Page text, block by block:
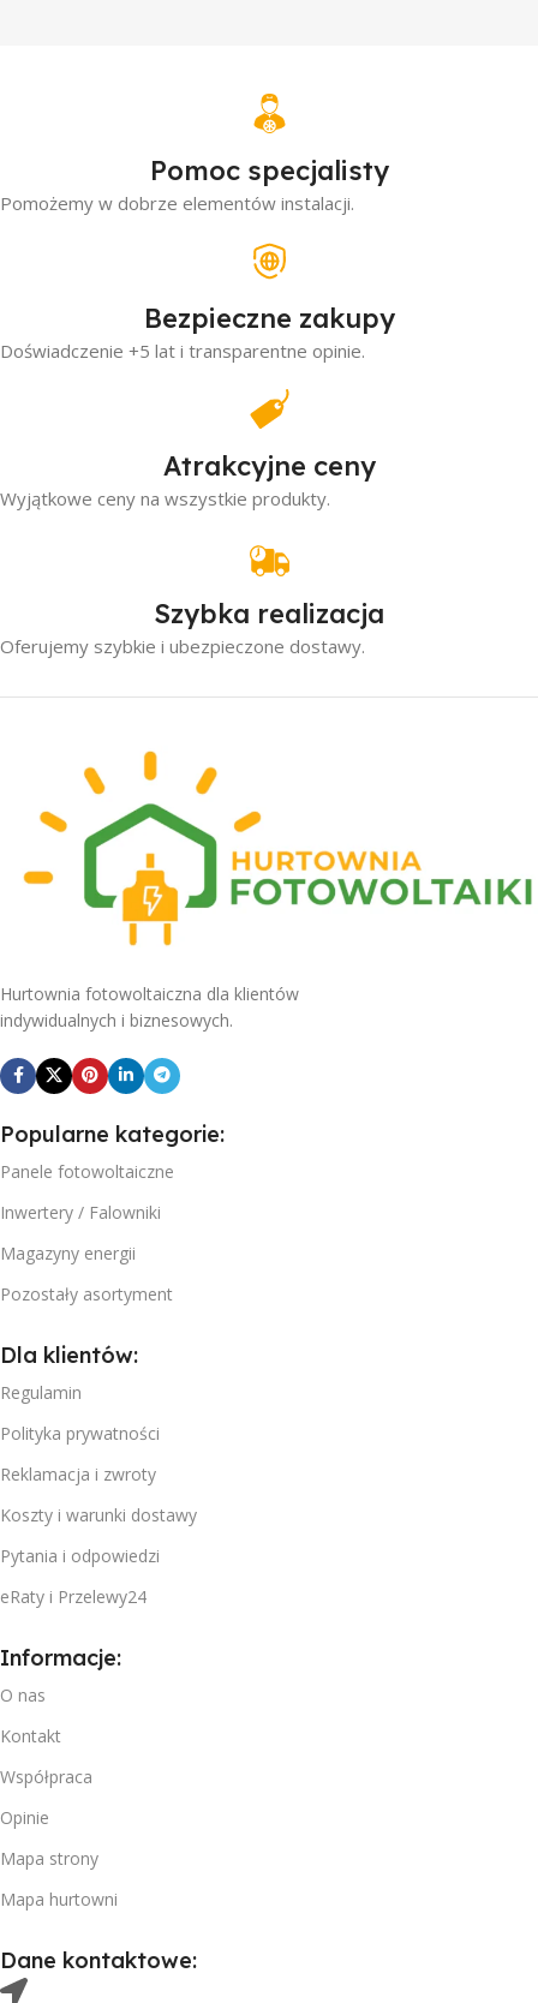
Pomoc specjalisty
Pomożemy w dobrze elementów instalacji.
Bezpieczne zakupy
Doświadczenie +5 lat i transparentne opinie.
Atrakcyjne ceny
Wyjątkowe ceny na wszystkie produkty.
Szybka realizacja
Oferujemy szybkie i ubezpieczone dostawy.
Hurtownia fotowoltaiczna dla klientów
indywidualnych i biznesowych.
Popularne kategorie:
Panele fotowoltaiczne
Inwertery / Falowniki
Magazyny energii
Pozostały asortyment
Dla klientów:
Regulamin
Polityka prywatności
Reklamacja i zwroty
Koszty i warunki dostawy
Pytania i odpowiedzi
eRaty i Przelewy24
Informacje:
O nas
Kontakt
Współpraca
Opinie
Mapa strony
Mapa hurtowni
Dane kontaktowe: